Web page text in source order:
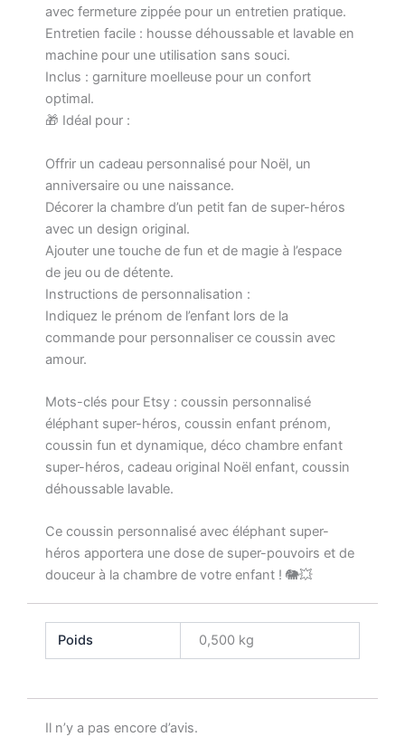
avec fermeture zippée pour un entretien pratique.
Entretien facile : housse déhoussable et lavable en
machine pour une utilisation sans souci.
Inclus : garniture moelleuse pour un confort
optimal.
🎁 Idéal pour :
Offrir un cadeau personnalisé pour Noël, un
anniversaire ou une naissance.
Décorer la chambre d’un petit fan de super-héros
avec un design original.
Ajouter une touche de fun et de magie à l’espace
de jeu ou de détente.
Instructions de personnalisation :
Indiquez le prénom de l’enfant lors de la
commande pour personnaliser ce coussin avec
amour.
Mots-clés pour Etsy : coussin personnalisé
éléphant super-héros, coussin enfant prénom,
coussin fun et dynamique, déco chambre enfant
super-héros, cadeau original Noël enfant, coussin
déhoussable lavable.
Ce coussin personnalisé avec éléphant super-
héros apportera une dose de super-pouvoirs et de
douceur à la chambre de votre enfant ! 🐘💥
Poids 0,500 kg
Il n’y a pas encore d’avis.